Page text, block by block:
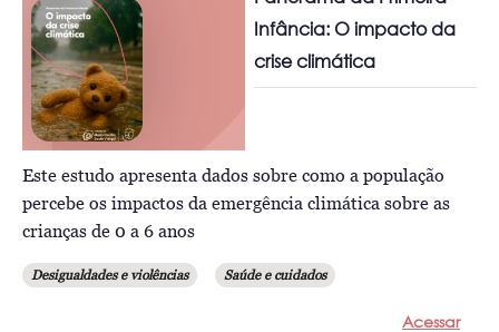
Infância: O impacto da
crise climática
Este estudo apresenta dados sobre como a população
percebe os impactos da emergência climática sobre as
crianças de 0 a 6 anos
Desigualdades e violências Saúde e cuidados
Acessar